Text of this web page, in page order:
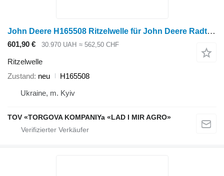
John Deere H165508 Ritzelwelle für John Deere Radtraktor
601,90 € 30.970 UAH ≈ 562,50 CHF
Ritzelwelle
Zustand neu
H165508
Ukraine, m. Kyiv
TOV «TORGOVA KOMPANIYa «LAD I MIR AGRO»